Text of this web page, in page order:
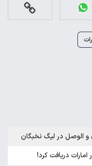
الوصل در لیگ نخبگان
دریافت کرد!